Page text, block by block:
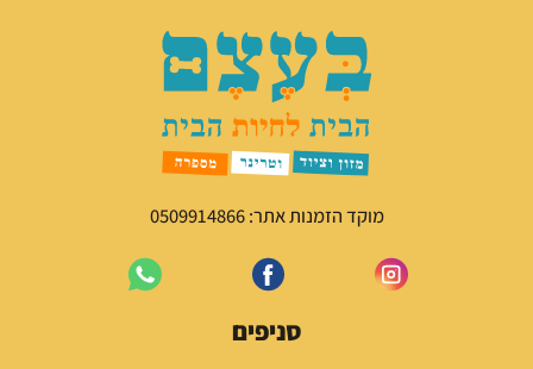
מוקד הזמנות אתר: 0509914866
סניפים